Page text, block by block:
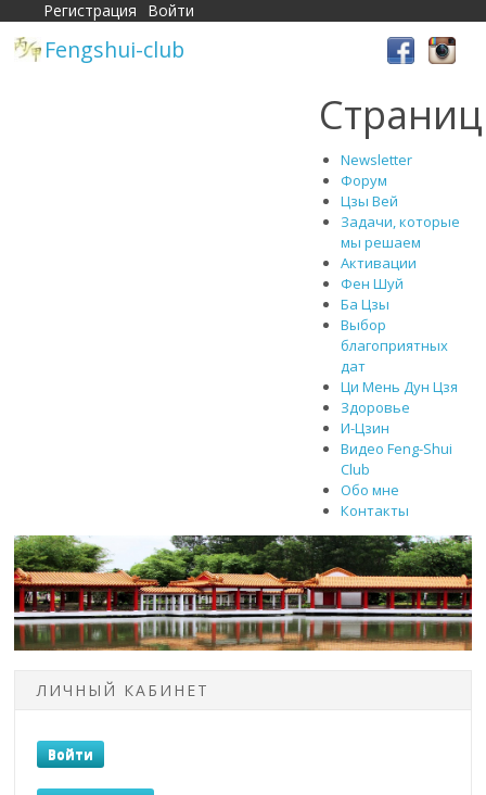
Fengshui-club
Newsletter
Форум
Цзы Вей
Задачи, которые
мы решаем
Активации
Фен Шуй
Ба Цзы
Выбор
благоприятных
дат
Ци Мень Дун Цзя
Здоровье
И-Цзин
Видео Feng-Shui
Club
Обо мне
Контакты
ЛИЧНЫЙ КАБИНЕТ
Регистрация Войти